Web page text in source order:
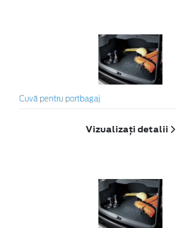
Cuvă pentru portbagaj
Vizualizați detalii